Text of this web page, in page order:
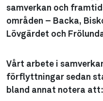
samverkan och
områden – Backa,
Lövgärdet och
Vårt arbete i
förflyttningar sedan
bland annat notera att: